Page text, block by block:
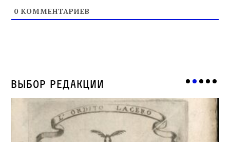
0 КОММЕНТАРИЕВ
Выбор редакции